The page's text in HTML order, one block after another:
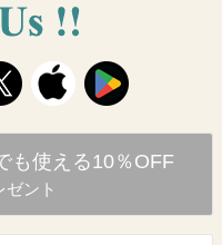
も使える10％OFF
ゼント